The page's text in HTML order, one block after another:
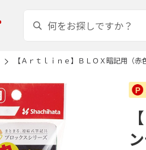
【Ａｒｔｌｉｎｅ】ＢＬＯＸ暗記用（